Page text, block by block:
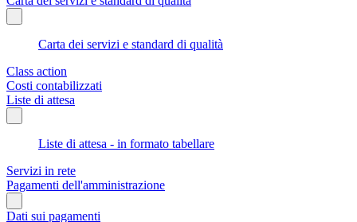
Carta dei servizi e standard di qualità
Class action
Costi contabilizzati
Liste di attesa
Liste di attesa - in formato tabellare
Servizi in rete
Pagamenti dell'amministrazione
Dati sui pagamenti